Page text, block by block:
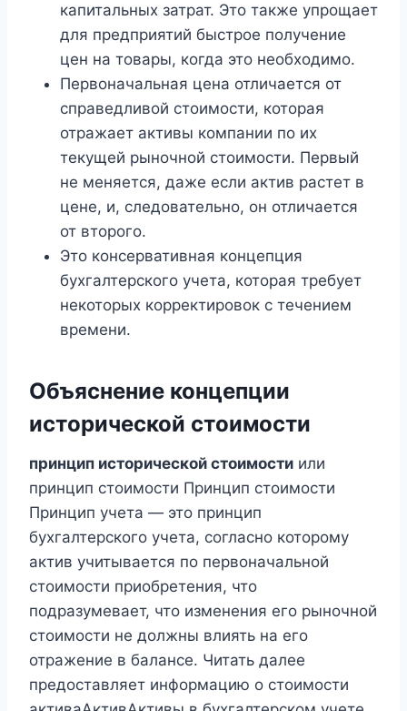
капитальных затрат. Это также упрощает
для предприятий быстрое получение
цен на товары, когда это необходимо.
Первоначальная цена отличается от
справедливой стоимости, которая
отражает активы компании по их
текущей рыночной стоимости. Первый
не меняется, даже если актив растет в
цене, и, следовательно, он отличается
от второго.
Это консервативная концепция
бухгалтерского учета, которая требует
некоторых корректировок с течением
времени.
Объяснение концепции
исторической стоимости
принцип исторической стоимости или
принцип стоимости Принцип стоимости
Принцип учета — это принцип
бухгалтерского учета, согласно которому
актив учитывается по первоначальной
стоимости приобретения, что
подразумевает, что изменения его рыночной
стоимости не должны влиять на его
отражение в балансе. Читать далее
предоставляет информацию о стоимости